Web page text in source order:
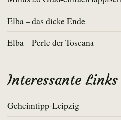
Elba – das dicke Ende
Elba – Perle der Toscana
Interessante Links
Geheimtipp-Leipzig